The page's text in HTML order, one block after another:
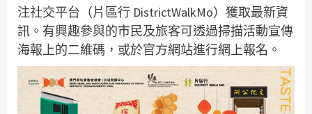
注社交平台（片區行 DistrictWalkMo）獲取最新資
訊。有興趣參與的市民及旅客可透過掃描活動宣傳
海報上的二維碼，或於官方網站進行網上報名。